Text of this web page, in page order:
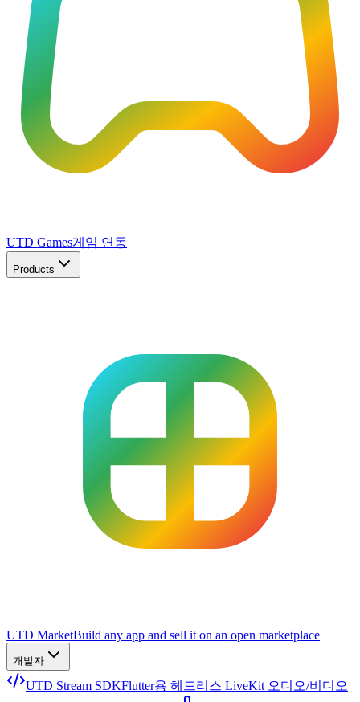
UTD Games게임 연동
Products
UTD MarketBuild any app and sell it on an open marketplace
개발자
UTD Stream SDKFlutter용 헤드리스 LiveKit 오디오/비디오